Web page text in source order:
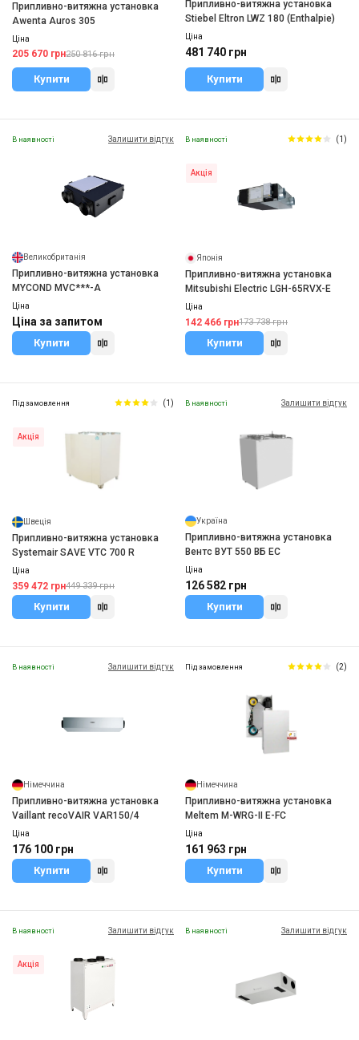
Припливно-витяжна установка
Awenta Auros 305
Ціна
205 670 грн250 816 грн
Купити
Припливно-витяжна установка
Stiebel Eltron LWZ 180 (Enthalpie)
Ціна
481 740 грн
Купити
В наявності Залишити відгук
Великобританія
Припливно-витяжна установка
MYCOND MVC***-A
Ціна
Ціна за запитом
Купити
В наявності (1)
Акція
Японія
Припливно-витяжна установка
Mitsubishi Electric LGH-65RVX-E
Ціна
142 466 грн173 738 грн
Купити
Під замовлення (1)
Акція
Швеція
Припливно-витяжна установка
Systemair SAVE VTC 700 R
Ціна
359 472 грн449 339 грн
Купити
В наявності Залишити відгук
Україна
Припливно-витяжна установка
Вентс ВУТ 550 ВБ ЕС
Ціна
126 582 грн
Купити
В наявності Залишити відгук
Німеччина
Припливно-витяжна установка
Vaillant recoVAIR VAR150/4
Ціна
176 100 грн
Купити
Під замовлення (2)
Німеччина
Припливно-витяжна установка
Meltem M-WRG-II E-FC
Ціна
161 963 грн
Купити
В наявності Залишити відгук
Акція
В наявності Залишити відгук